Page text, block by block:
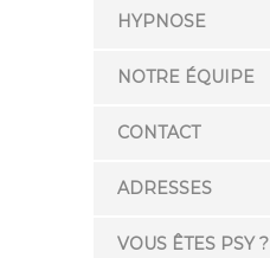
HYPNOSE
NOTRE ÉQUIPE
CONTACT
ADRESSES
VOUS ÊTES PSY ?